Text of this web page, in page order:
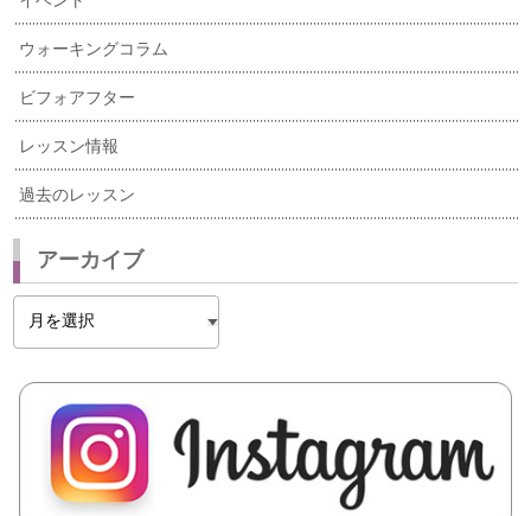
ウォーキングコラム
ビフォアフター
レッスン情報
過去のレッスン
アーカイブ
イ